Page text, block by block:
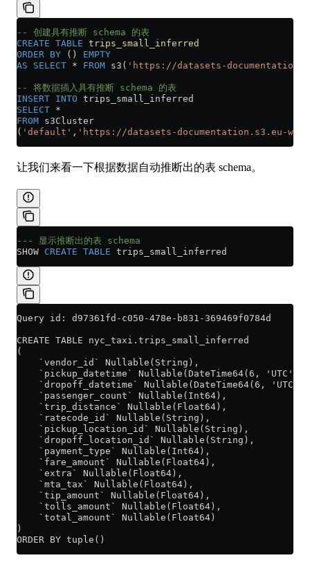
-- 创建具有推断 schema 的表
CREATE TABLE trips_small_inferred
ORDER BY () EMPTY
AS SELECT * FROM s3( 'https://datasets-
-- 将数据插入具有推断 schema 的表
INSERT INTO trips_small_inferred
SELECT *
FROM s3Cluster
( 'default' , 'https://datasets-documentation.s3.eu-
让我们来看一下根据数据自动推断出的表 schema。
--- 显示推断出的表 schema
SHOW CREATE TABLE trips_small_inferred
Query id: d97361fd-c050-478e-b831-369469f0784d
CREATE TABLE nyc_taxi.trips_small_inferred
(
    `vendor_id` Nullable(String),
    `pickup_datetime` Nullable(DateTime64(6, 'UTC')),
`dropoff_datetime` Nullable(DateTime64(6,
    `passenger_count` Nullable(Int64),
    `trip_distance` Nullable(Float64),
    `ratecode_id` Nullable(String),
    `pickup_location_id` Nullable(String),
    `dropoff_location_id` Nullable(String),
    `payment_type` Nullable(Int64),
    `fare_amount` Nullable(Float64),
    `extra` Nullable(Float64),
    `mta_tax` Nullable(Float64),
    `tip_amount` Nullable(Float64),
    `tolls_amount` Nullable(Float64),
    `total_amount` Nullable(Float64)
)
ORDER BY tuple()